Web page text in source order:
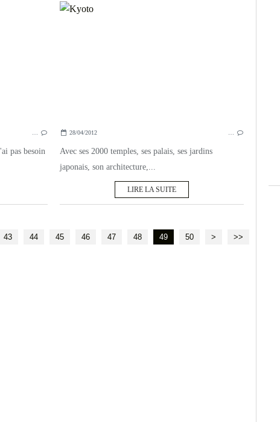
pas besoin
28/04/2012
Avec ses 2000 temples, ses palais, ses jardins
japonais, son architecture,...
LIRE LA SUITE
43 44 45 46 47 48 49 50 > >>